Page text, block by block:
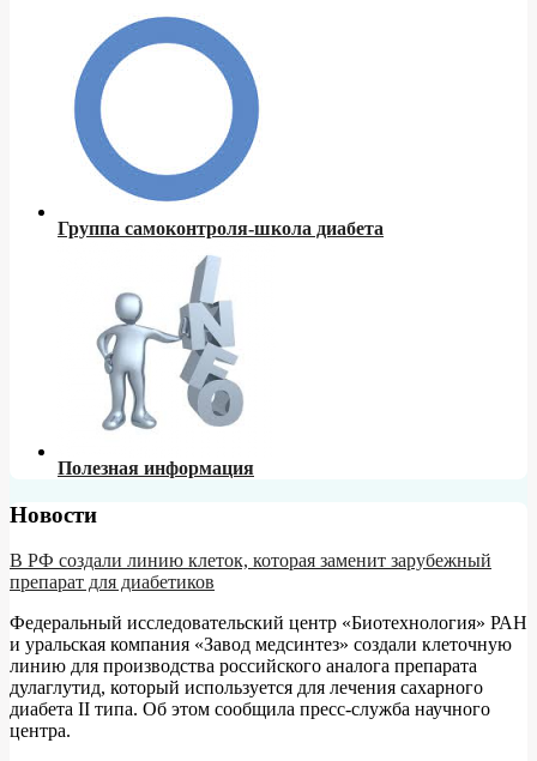
Группа самоконтроля-школа диабета
Полезная информация
Новости
В РФ создали линию клеток, которая заменит зарубежный
препарат для диабетиков
Федеральный исследовательский центр «Биотехнология» РАН
и уральская компания «Завод медсинтез» создали клеточную
линию для производства российского аналога препарата
дулаглутид, который используется для лечения сахарного
диабета II типа. Об этом сообщила пресс-служба научного
центра.